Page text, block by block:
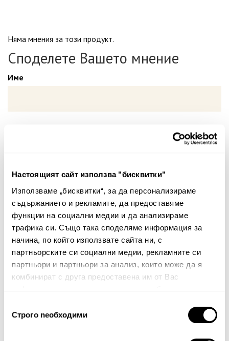
Настоящият сайт използва "бисквитки"
Използваме „бисквитки“, за да персонализираме
съдържанието и рекламите, да предоставяме
функции на социални медии и да анализираме
трафика си. Също така споделяме информация за
начина, по който използвате сайта ни, с
партньорските си социални медии, рекламните си
партньори и партньори за анализ, които може да я
комбинират с друга предоставена им от Вас
наСтрого nеобходими
Няма мнения за този продукт.
Споделете Вашето мнение
Име
Забележка: HTML не се поддържа!
Тест за сигурност